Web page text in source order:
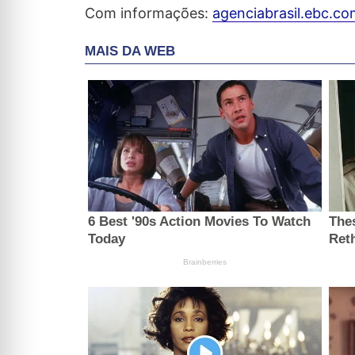
Com informações: